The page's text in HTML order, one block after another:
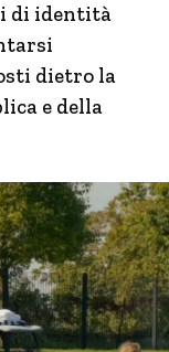
di identità
dietro la
e della